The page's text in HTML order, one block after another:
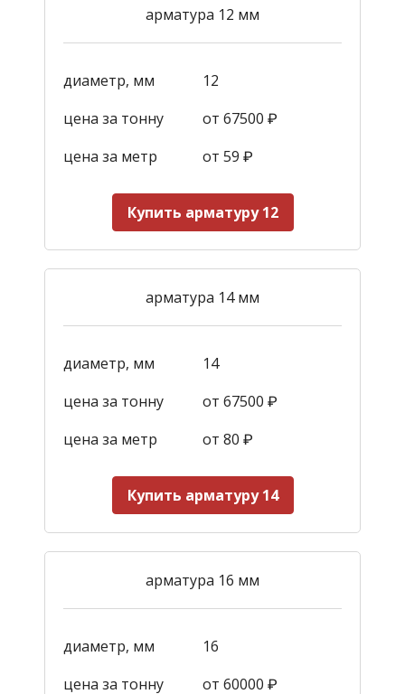
арматура 12 мм
диаметр, мм
12
цена за тонну
от 67500 ₽
цена за метр
от 59 ₽
Купить арматуру 12
арматура 14 мм
диаметр, мм
14
цена за тонну
от 67500 ₽
цена за метр
от 80 ₽
Купить арматуру 14
арматура 16 мм
диаметр, мм
16
цена за тонну
от 60000 ₽